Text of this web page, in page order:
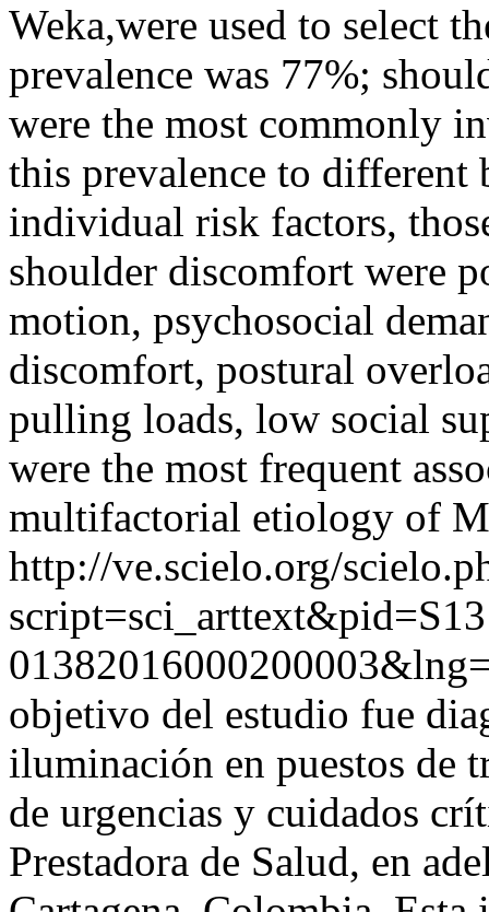
Weka,were used to select
prevalence was 77%;
were the most commonly
this prevalence to different
individual risk factors,
shoulder discomfort were
motion, psychosocial
discomfort, postural
pulling loads, low social
were the most frequent
multifactorial etiology of
http://ve.scielo.org/
objetivo del estudio fue
iluminación en puestos de
de urgencias y cuidados
Prestadora de Salud, en